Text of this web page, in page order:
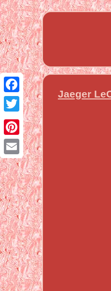
Facebook
Twitter
Pinterest
Email
Jaeger